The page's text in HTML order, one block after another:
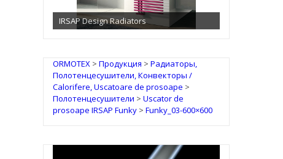
IRSAP Design Radiators
ORMOTEX> Продукция > Радиаторы,
Полотенцесушители, Конвекторы /
Calorifere, Uscatoare de prosoape >
Полотенцесушители > Uscator de
prosoape IRSAP Funky> Funky_03-600×600